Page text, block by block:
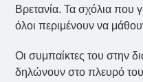
Βρετανία. Τα σχόλια που
όλοι περιμένουν να
Οι συμπαίκτες του στην
δηλώνουν στο πλευρό